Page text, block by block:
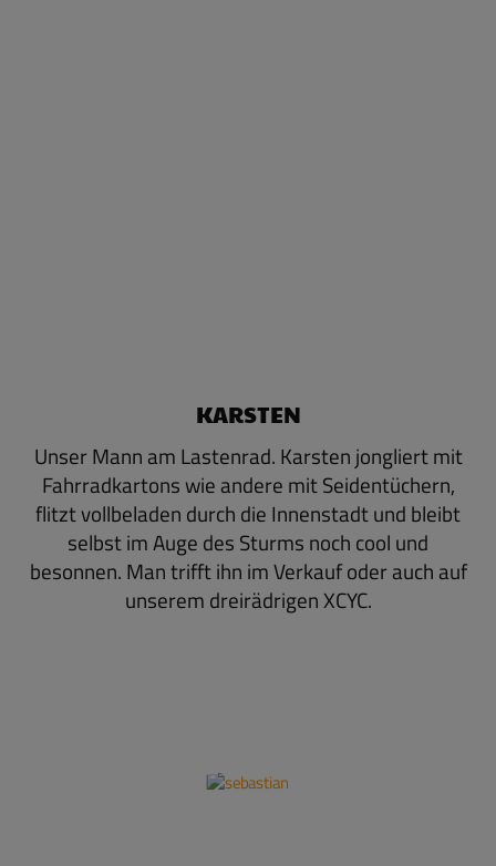
KARSTEN
Unser Mann am Lastenrad. Karsten jongliert mit
Fahrradkartons wie andere mit Seidentüchern,
flitzt vollbeladen durch die Innenstadt und bleibt
selbst im Auge des Sturms noch cool und
besonnen. Man trifft ihn im Verkauf oder auch auf
unserem dreirädrigen XCYC.